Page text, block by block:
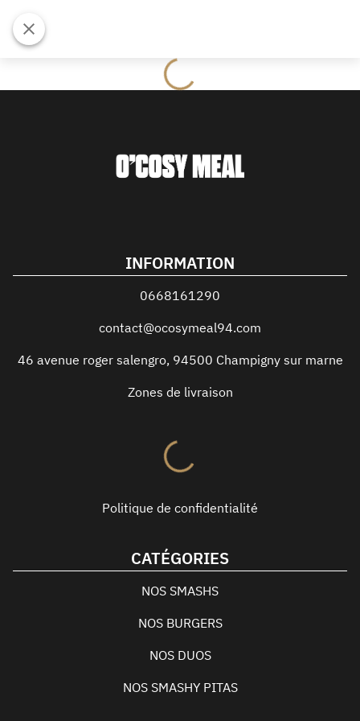
INFORMATION
0668161290
contact@ocosymeal94.com
46 avenue roger salengro, 94500 Champigny sur marne
Zones de livraison
Politique de confidentialité
CATÉGORIES
NOS SMASHS
NOS BURGERS
NOS DUOS
NOS SMASHY PITAS